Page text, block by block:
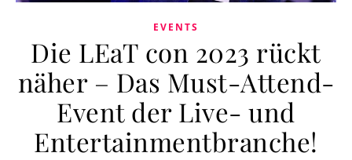
EVENTS
Die LEaT con 2023 rückt
näher – Das Must-Attend-
Event der Live- und
Entertainmentbranche!